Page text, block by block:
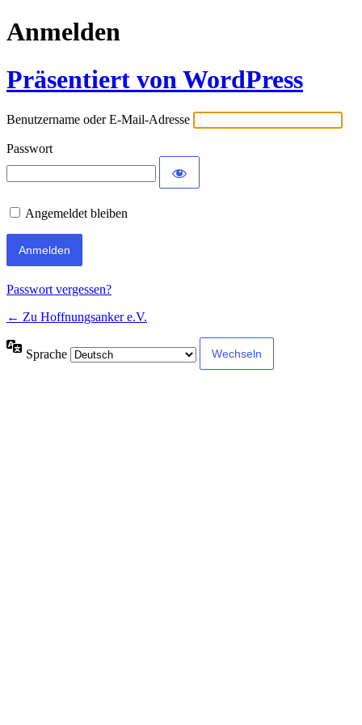
Anmelden
Präsentiert von WordPress
Benutzername oder E-Mail-Adresse
Passwort
Angemeldet bleiben
Passwort vergessen?
← Zu Hoffnungsanker e.V.
Sprache